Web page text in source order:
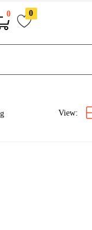
0 0
View: